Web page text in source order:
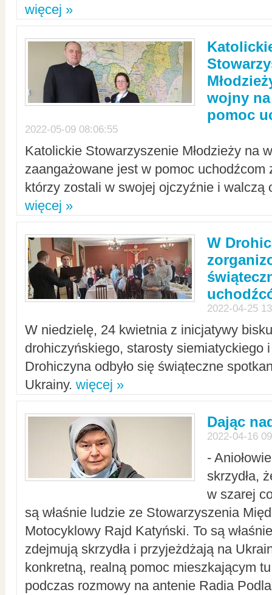
więcej »
wojny
pomoc
2022-05-09 08:06:55
Katolickie Stowarzyszenie Młodzieży na
zaangażowane jest w pomoc uchodźcom
którzy zostali w swojej ojczyźnie i walczą
więcej »
W
2022-04-25
W niedzielę, 24 kwietnia z inicjatywy
drohiczyńskiego, starosty siemiatyckiego
Drohiczyna odbyło się świąteczne
Ukrainy. więcej »
Dając
2022-04-16
-
skrzydła,
w szarej
są właśnie ludzie ze Stowarzyszenia
Motocyklowy Rajd Katyński. To są
zdejmują skrzydła i przyjeżdżają na
konkretną, realną pomoc mieszkającym
podczas rozmowy na antenie Radia